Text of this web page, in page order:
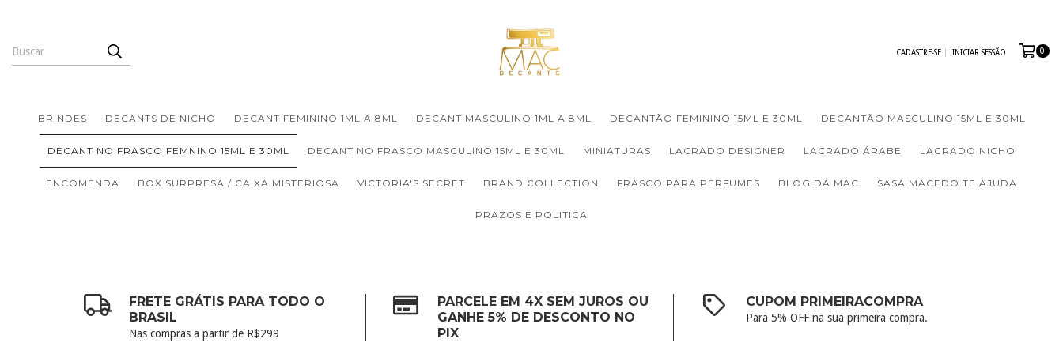
CADASTRE-SE INICIAR SESSÃO 0
BRINDES DECANTS DE NICHO DECANT FEMININO 1ML A 8ML DECANT MASCULINO 1ML A 8ML DECANTÃO FEMININO 15ML E 30ML DECANTÃO MASCULINO 15ML E 30ML
DECANT NO FRASCO FEMNINO 15ML E 30ML DECANT NO FRASCO MASCULINO 15ML E 30ML MINIATURAS LACRADO DESIGNER LACRADO ÁRABE LACRADO NICHO
ENCOMENDA BOX SURPRESA / CAIXA MISTERIOSA VICTORIA'S SECRET BRAND COLLECTION FRASCO PARA PERFUMES BLOG DA MAC SASA MACEDO TE AJUDA
PRAZOS E POLITICA
FRETE GRÁTIS PARA TODO O
BRASIL
Nas compras a partir de R$299
PARCELE EM 4X SEM JUROS OU
GANHE 5% DE DESCONTO NO
PIX
CUPOM PRIMEIRACOMPRA
Para 5% OFF na sua primeira compra.